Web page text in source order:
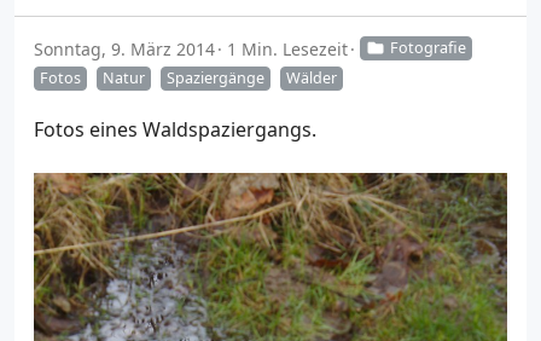
Sonntag, 9. März 2014 1 Min. Lesezeit
Fotografie
Fotos
Natur Spaziergänge Wälder
Fotos eines Waldspaziergangs.